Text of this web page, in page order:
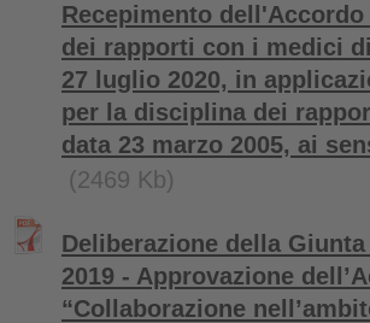
Recepimento
dei rapporti con i medici
27 luglio 2020, in
per la disciplina dei
data 23 marzo 2005, ai
(2469 Kb)
Deliberazione della
2019 - Approvazione
“Collaborazione